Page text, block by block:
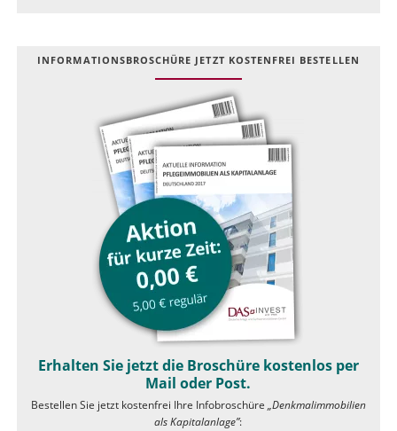
INFOR­MATIONS­BROSCHÜRE JETZT KOSTEN­FREI BESTELLEN
Erhalten Sie jetzt die Broschüre kostenlos per
Mail oder Post.
Bestellen Sie jetzt kostenfrei Ihre Infobroschüre „Denkmalimmobilien
als Kapitalanlage”: